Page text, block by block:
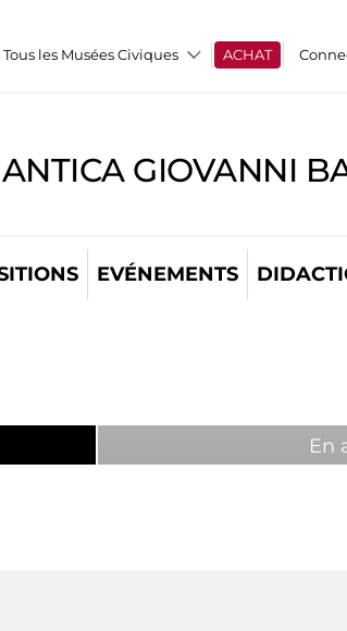
Tous les Musées Civiques ACHAT
GIOVANNI
EVÉNEMENTS
En